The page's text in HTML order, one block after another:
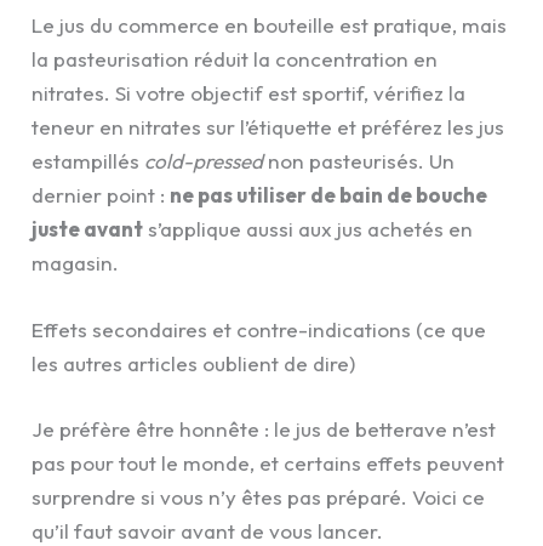
Le jus du commerce en bouteille est pratique, mais
la pasteurisation réduit la concentration en
nitrates. Si votre objectif est sportif, vérifiez la
teneur en nitrates sur l’étiquette et préférez les jus
estampillés cold-pressednon pasteurisés. Un
dernier point : ne pas utiliser de bain de bouche
juste avants’applique aussi aux jus achetés en
magasin.
Effets secondaires et contre-indications (ce que
les autres articles oublient de dire)
Je préfère être honnête : le jus de betterave n’est
pas pour tout le monde, et certains effets peuvent
surprendre si vous n’y êtes pas préparé. Voici ce
qu’il faut savoir avant de vous lancer.